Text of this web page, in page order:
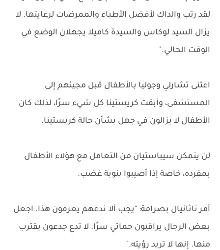
لقد رتب والداك لأفضل الأطباء والممرضات لرعايتها. لا
يزال السيد لوكاس والسيدة كاميلا يجهلان الوضع في
الوقت الحالي."
اعتنى تشارلي وجوليا بالأطفال قبل مجيئهم إلى
المستشفى، وأبقت كريستينا كل شيء سرًا، لذلك كان
الأطفال لا يزالون في جهل بشأن حالة كريستينا.
لن يتمكن سيباستيان من التعامل مع هؤلاء الأطفال
بمفرده، خاصة إذا أصيبوا بنوبة غضب.
أمر ناثانيال بصرامة: "يجب ألا ندعهم يعرفون هذا. اجعل
بعض الرجال يراقبون حماتي سرًا. لا تدع جدعون يقترب
منها. إنها لا تريد رؤيته."